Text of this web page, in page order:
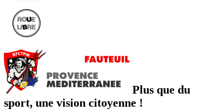
Plus que du
sport, une vision citoyenne !